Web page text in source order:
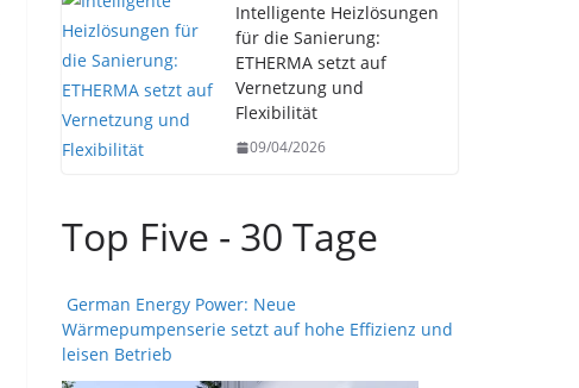
Intelligente Heizlösungen
für die Sanierung:
ETHERMA setzt auf
Vernetzung und
Flexibilität
09/04/2026
Top Five - 30 Tage
German Energy Power: Neue
Wärmepumpenserie setzt auf hohe Effizienz und
leisen Betrieb